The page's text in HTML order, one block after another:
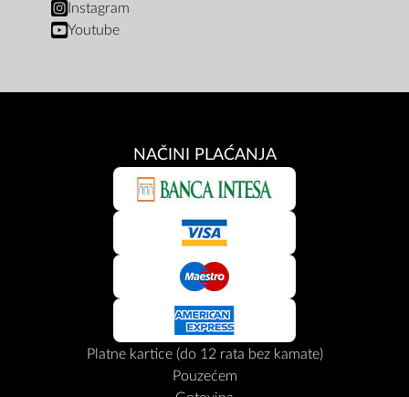
Instagram
Youtube
NAČINI PLAĆANJA
Platne kartice (do 12 rata bez kamate)
Pouzećem